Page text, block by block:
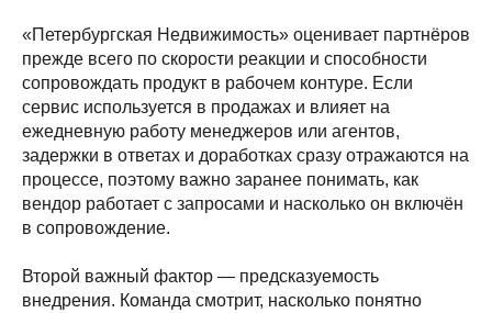
«Петербургская Недвижимость» оценивает партнёров
прежде всего по скорости реакции и способности
сопровождать продукт в рабочем контуре. Если
сервис используется в продажах и влияет на
ежедневную работу менеджеров или агентов,
задержки в ответах и доработках сразу отражаются на
процессе, поэтому важно заранее понимать, как
вендор работает с запросами и насколько он включён
в сопровождение.
Второй важный фактор — предсказуемость
внедрения. Команда смотрит, насколько понятно